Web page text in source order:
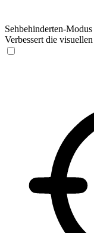
Sehbehinderten-Modus
Verbessert die